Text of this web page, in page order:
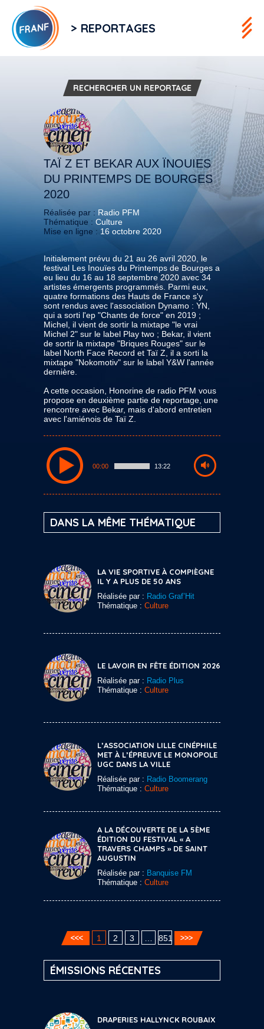
> REPORTAGES
RECHERCHER UN REPORTAGE
TAÏ Z ET BEKAR AUX ÏNOUIES
DU PRINTEMPS DE BOURGES
2020
Réalisée par : Radio PFM
Thématique : Culture
Mise en ligne : 16 octobre 2020
Initialement prévu du 21 au 26 avril 2020, le
festival Les Inouïes du Printemps de Bourges a
eu lieu du 16 au 18 septembre 2020 avec 34
artistes émergents programmés. Parmi eux,
quatre formations des Hauts de France s'y
sont rendus avec l'association Dynamo : YN,
qui a sorti l'ep "Chants de force" en 2019 ;
Michel, il vient de sortir la mixtape "le vrai
Michel 2" sur le label Play two ; Bekar, il vient
de sortir la mixtape "Briques Rouges" sur le
label North Face Record et Taï Z, il a sorti la
mixtape "Nokomotiv" sur le label Y&W l'année
dernière.
A cette occasion, Honorine de radio PFM vous
propose en deuxième partie de reportage, une
rencontre avec Bekar, mais d'abord entretien
avec l'amiénois de Taï Z.
00:00 13:22
DANS LA MÊME THÉMATIQUE
LA VIE SPORTIVE À COMPIÈGNE
IL Y A PLUS DE 50 ANS
Réalisée par : Radio Graf’Hit
Thématique : Culture
LE LAVOIR EN FÊTE ÉDITION 2026
Réalisée par : Radio Plus
Thématique : Culture
L’ASSOCIATION LILLE CINÉPHILE
MET À L’ÉPREUVE LE MONOPOLE
UGC DANS LA VILLE
Réalisée par : Radio Boomerang
Thématique : Culture
A LA DÉCOUVERTE DE LA 5ÈME
ÉDITION DU FESTIVAL « A
TRAVERS CHAMPS » DE SAINT
AUGUSTIN
Réalisée par : Banquise FM
Thématique : Culture
1 2 3 851
ÉMISSIONS RÉCENTES
DRAPERIES HALLYNCK ROUBAIX